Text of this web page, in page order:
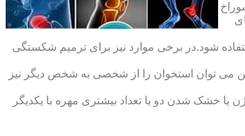
شود.در برخی موارد نیز برای ترمیم شکستگی
می توان استخوان را از شخصی به شخص دیگر نیز
خشک شدن دو یا تعداد بیشتری مهره با یکدیگر